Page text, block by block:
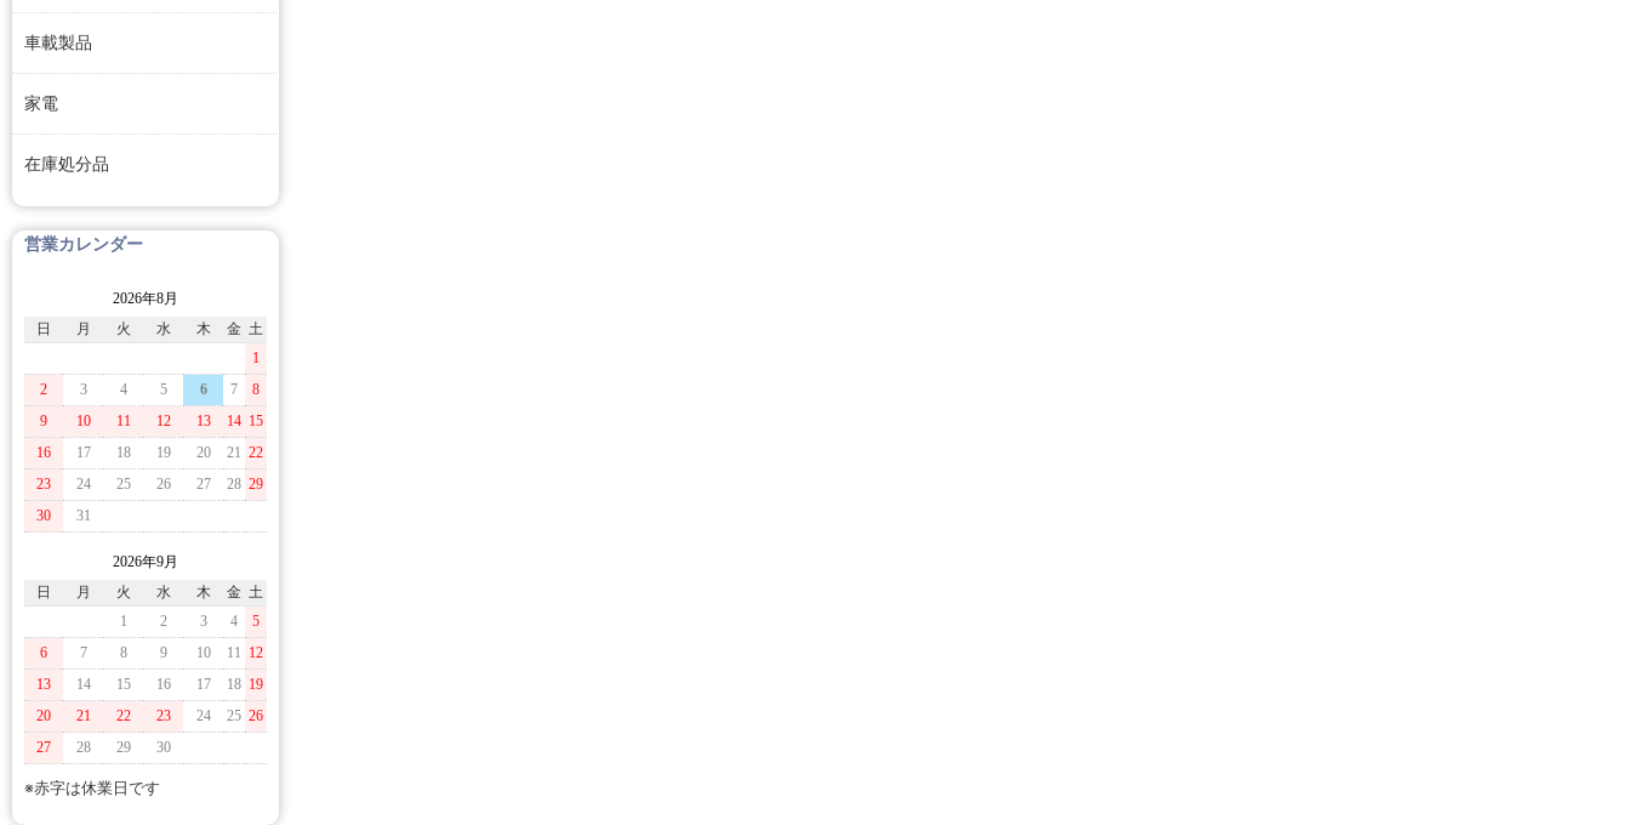
車載製品
家電
在庫処分品
営業カレンダー
2026年8月
日
月 火 水 木 金 土
1
2
3 4 5 6 7
8
9
10 11 12 13 14 15
16
17 18 19 20 21 22
23
24 25 26 27 28 29
30
31
2026年9月
日
月 火 水 木 金 土
1
2 3 4
5
6
7 8 9 10 11 12
13
14 15 16 17 18 19
20
21 22 23 24 25 26
27
28 29 30
※赤字は休業日です